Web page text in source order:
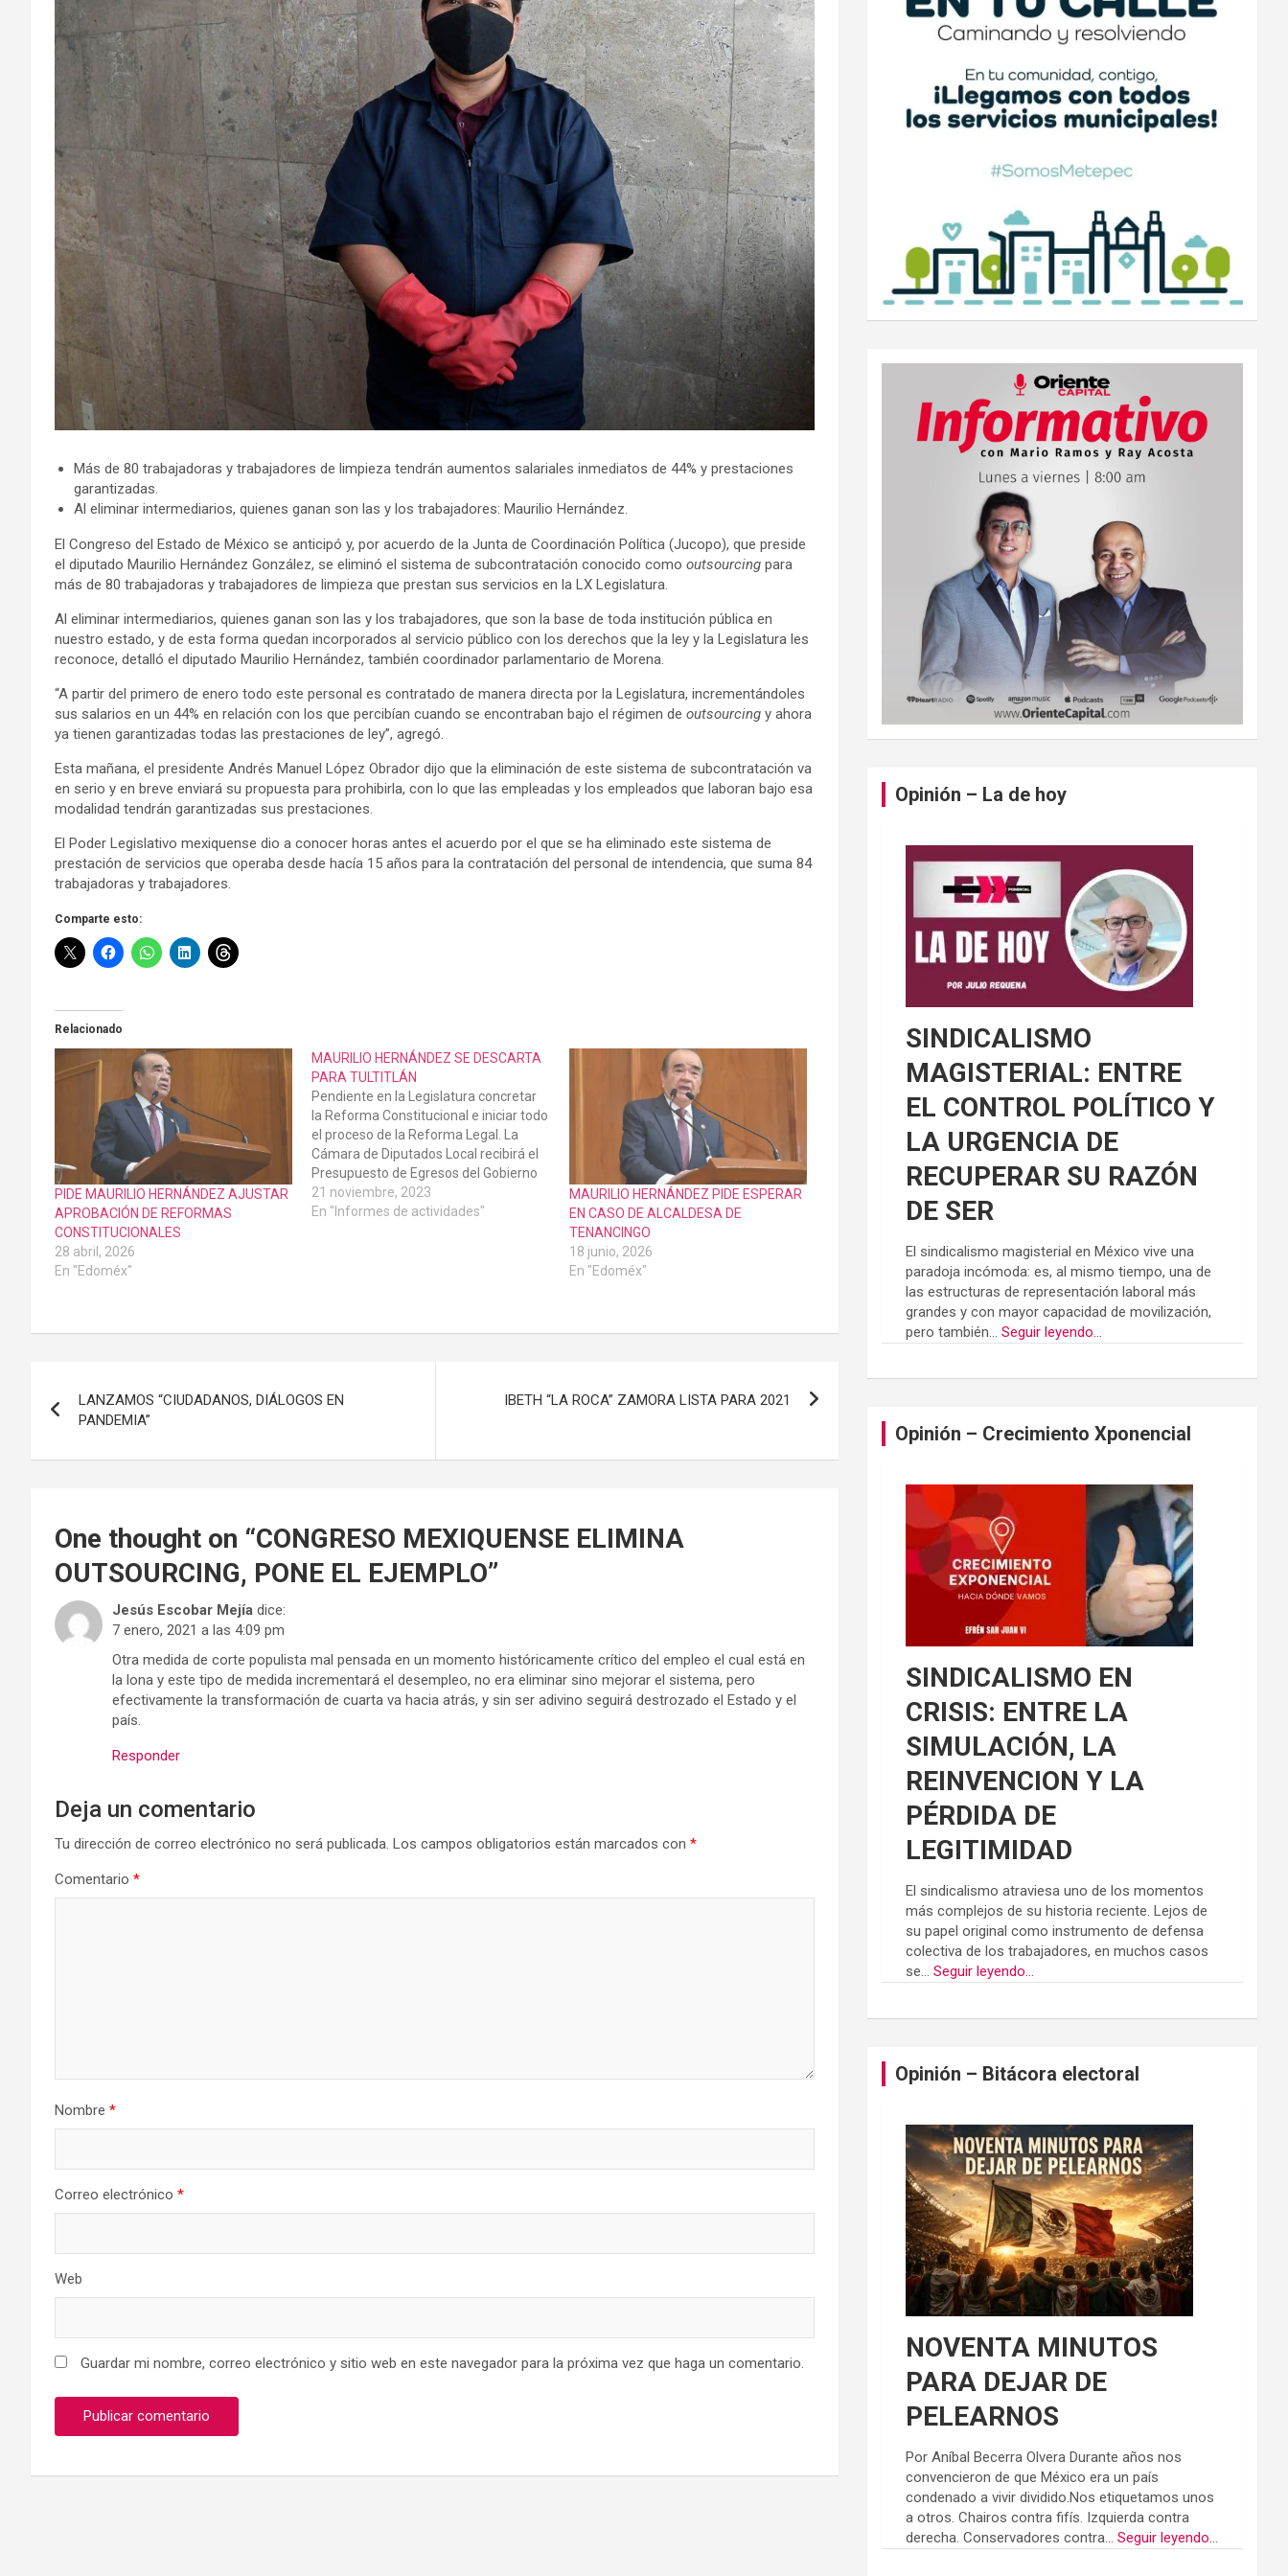
Más de 80 trabajadoras y trabajadores de limpieza tendrán aumentos salariales inmediatos de 44% y prestaciones
garantizadas.
Al eliminar intermediarios, quienes ganan son las y los trabajadores: Maurilio Hernández.
El Congreso del Estado de México se anticipó y, por acuerdo de la Junta de Coordinación Política (Jucopo), que preside
el diputado Maurilio Hernández González, se eliminó el sistema de subcontratación conocido como outsourcing para
más de 80 trabajadoras y trabajadores de limpieza que prestan sus servicios en la LX Legislatura.
Al eliminar intermediarios, quienes ganan son las y los trabajadores, que son la base de toda institución pública en
nuestro estado, y de esta forma quedan incorporados al servicio público con los derechos que la ley y la Legislatura les
reconoce, detalló el diputado Maurilio Hernández, también coordinador parlamentario de Morena.
“A partir del primero de enero todo este personal es contratado de manera directa por la Legislatura, incrementándoles
sus salarios en un 44% en relación con los que percibían cuando se encontraban bajo el régimen de outsourcing y ahora
ya tienen garantizadas todas las prestaciones de ley”, agregó.
Esta mañana, el presidente Andrés Manuel López Obrador dijo que la eliminación de este sistema de subcontratación va
en serio y en breve enviará su propuesta para prohibirla, con lo que las empleadas y los empleados que laboran bajo esa
modalidad tendrán garantizadas sus prestaciones.
El Poder Legislativo mexiquense dio a conocer horas antes el acuerdo por el que se ha eliminado este sistema de
prestación de servicios que operaba desde hacía 15 años para la contratación del personal de intendencia, que suma 84
trabajadoras y trabajadores.
Comparte esto:
Relacionado
PIDE MAURILIO HERNÁNDEZ AJUSTAR
APROBACIÓN DE REFORMAS
CONSTITUCIONALES
28 abril, 2026
En "Edoméx"
MAURILIO HERNÁNDEZ SE DESCARTA
PARA TULTITLÁN
Pendiente en la Legislatura concretar
la Reforma Constitucional e iniciar todo
el proceso de la Reforma Legal. La
Cámara de Diputados Local recibirá el
Presupuesto de Egresos del Gobierno
del Estado de que será analizado por
las y los diputados Tultitlán, Méx, 20 de
21 noviembre, 2023
En "Informes de actividades"
MAURILIO HERNÁNDEZ PIDE ESPERAR
EN CASO DE ALCALDESA DE
TENANCINGO
18 junio, 2026
En "Edoméx"
de
entradas
LANZAMOS “CIUDADANOS, DIÁLOGOS EN
PANDEMIA”
IBETH “LA ROCA” ZAMORA LISTA PARA 2021
One thought on “CONGRESO MEXIQUENSE ELIMINA
OUTSOURCING, PONE EL EJEMPLO”
Jesús Escobar Mejía dice:
7 enero, 2021 a las 4:09 pm
Otra medida de corte populista mal pensada en un momento históricamente crítico del empleo el cual está en
la lona y este tipo de medida incrementará el desempleo, no era eliminar sino mejorar el sistema, pero
efectivamente la transformación de cuarta va hacia atrás, y sin ser adivino seguirá destrozado el Estado y el
país.
Responder
Deja un comentario
Tu dirección de correo electrónico no será publicada. Los campos obligatorios están marcados con *
Comentario *
Nombre *
Correo electrónico *
Web
Guardar mi nombre, correo electrónico y sitio web en este navegador para la próxima vez que haga un comentario.
Opinión – La de hoy
SINDICALISMO
MAGISTERIAL: ENTRE
EL CONTROL POLÍTICO Y
LA URGENCIA DE
RECUPERAR SU RAZÓN
DE SER
El sindicalismo magisterial en México vive una
paradoja incómoda: es, al mismo tiempo, una de
las estructuras de representación laboral más
grandes y con mayor capacidad de movilización,
pero también...Seguir leyendo...
Opinión – Crecimiento Xponencial
SINDICALISMO EN
CRISIS: ENTRE LA
SIMULACIÓN, LA
REINVENCION Y LA
PÉRDIDA DE
LEGITIMIDAD
El sindicalismo atraviesa uno de los momentos
más complejos de su historia reciente. Lejos de
su papel original como instrumento de defensa
colectiva de los trabajadores, en muchos casos
se...Seguir leyendo...
Opinión – Bitácora electoral
NOVENTA MINUTOS
PARA DEJAR DE
PELEARNOS
Por Aníbal Becerra Olvera Durante años nos
convencieron de que México era un país
condenado a vivir dividido.Nos etiquetamos unos
a otros. Chairos contra fifís. Izquierda contra
derecha. Conservadores contra...Seguir leyendo...